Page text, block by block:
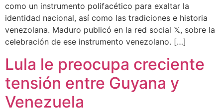
como un instrumento polifacético para exaltar la
identidad nacional, así como las tradiciones e historia
venezolana. Maduro publicó en la red social 𝕏, sobre la
celebración de ese instrumento venezolano. […]
Lula le preocupa creciente
tensión entre Guyana y
Venezuela